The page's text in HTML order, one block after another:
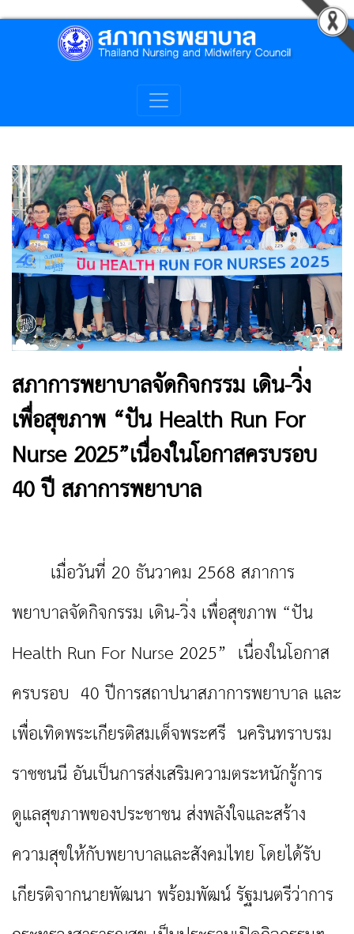
สภาการพยาบาลจัดกิจกรรม เดิน-วิ่ง
เพื่อสุขภาพ “ปัน Health Run For
Nurse 2025”เนื่องในโอกาสครบรอบ
40 ปี สภาการพยาบาล
เมื่อวันที่ 20 ธันวาคม 2568 สภาการ
พยาบาลจัดกิจกรรม เดิน-วิ่ง เพื่อสุขภาพ “ปัน
Health Run For Nurse 2025” เนื่องในโอกาส
ครบรอบ 40 ปีการสถาปนาสภาการพยาบาล และ
เพื่อเทิดพระเกียรติสมเด็จพระศรี นครินทราบรม
ราชชนนี อันเป็นการส่งเสริมความตระหนักรู้การ
ดูแลสุขภาพของประชาชน ส่งพลังใจและสร้าง
ความสุขให้กับพยาบาลและสังคมไทย โดยได้รับ
เกียรติจากนายพัฒนา พร้อมพัฒน์ รัฐมนตรีว่าการ